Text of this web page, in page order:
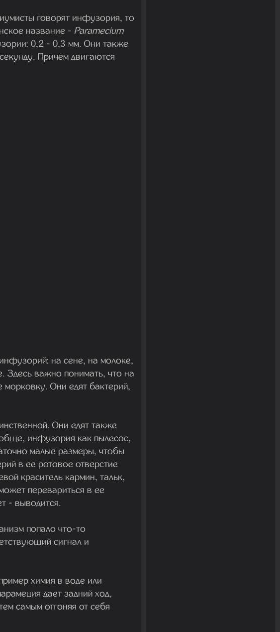
говорят инфузория, то
название - Paramecium
0,2 - 0,3 мм. Они также
Причем двигаются
на сене, на молоке,
Здесь важно понимать, что на
Они едят бактерий,
Они едят также
инфузория как пылесос,
малые размеры, чтобы
в ее ротовое отверстие
краситель кармин, тальк,
перевариться в ее
- выводится.
попало что-то
сигнал и
химия в воде или
дает задний ход,
самым отгоняя от себя